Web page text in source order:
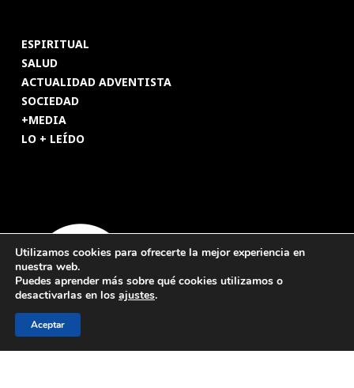
ESPIRITUAL
SALUD
ACTUALIDAD ADVENTISTA
SOCIEDAD
+MEDIA
LO + LEÍDO
Utilizamos cookies para ofrecerte la mejor experiencia en
nuestra web.
Puedes aprender más sobre qué cookies utilizamos o
desactivarlas en los ajustes.
Aceptar